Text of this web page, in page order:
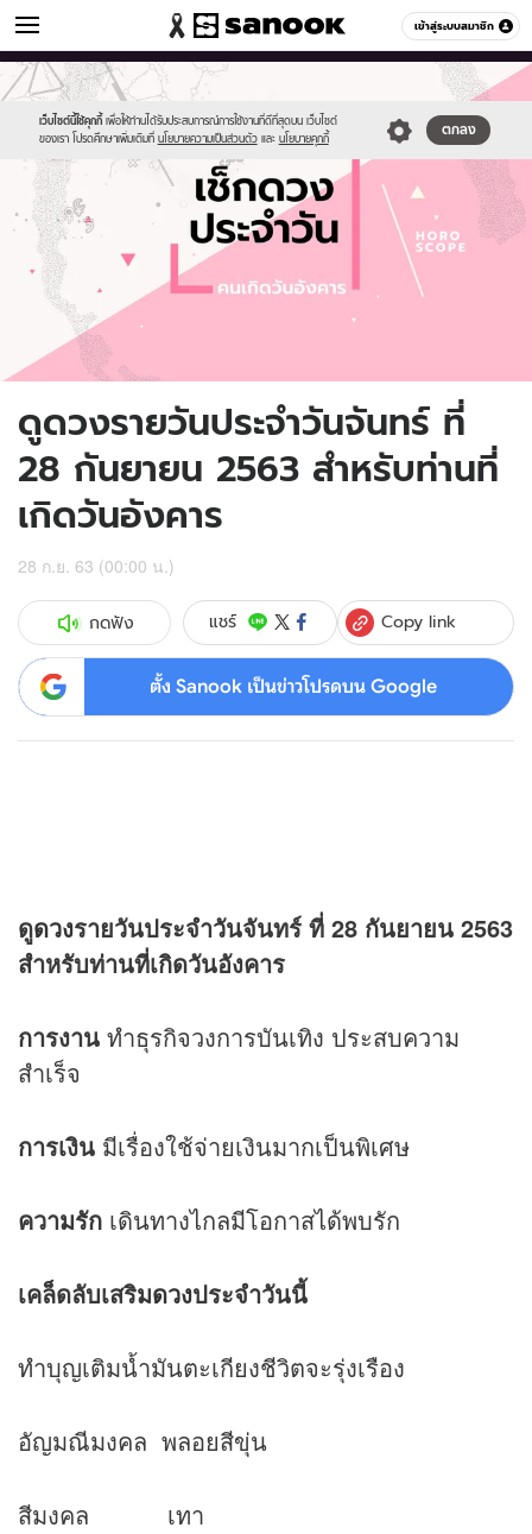
เข้าสู่ระบบสมาชิก
ดูดวง หมวดอื่นๆ
เว็บไซต์นี้ใช้คุกกี้ เพื่อให้ท่านได้รับประสบการณ์การใช้งานที่ดีที่สุดบน เว็บไซต์
ของเรา โปรดศึกษาเพิ่มเติมที่ นโยบายความเป็นส่วนตัว และ นโยบายคุกกี้
ตกลง
Sanook
//s.isanook.com/sr/0/images/logo-
new-
sanook.png
600
60
//s.isanook.com/ho/0/ud/fxd/day/daily-
horoscope-
tuesday.jpg
ดูดวงรายวันประจำวันจันทร์ ที่
28 กันยายน 2563 สำหรับท่านที่
เกิดวันอังคาร
28 ก.ย. 63 (00:00 น.)
กดฟัง แชร์ Copy link
ตั้ง Sanook เป็นข่าวโปรดบน Google
ดูดวงรายวันประจำวันจันทร์ ที่ 28 กันยายน 2563
สำหรับท่านที่เกิดวันอังคาร
การงาน ทำธุรกิจวงการบันเทิง ประสบความ
สำเร็จ
การเงิน มีเรื่องใช้จ่ายเงินมากเป็นพิเศษ
ความรัก เดินทางไกลมีโอกาสได้พบรัก
เคล็ดลับเสริมดวงประจำวันนี้
ทำบุญเติมน้ำมันตะเกียงชีวิตจะรุ่งเรือง
อัญมณีมงคล พลอยสีขุ่น
สีมงคล เทา